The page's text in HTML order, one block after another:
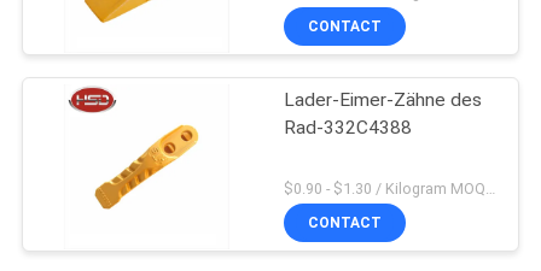
CONTACT
Lader-Eimer-Zähne des
Rad-332C4388
CONTACT